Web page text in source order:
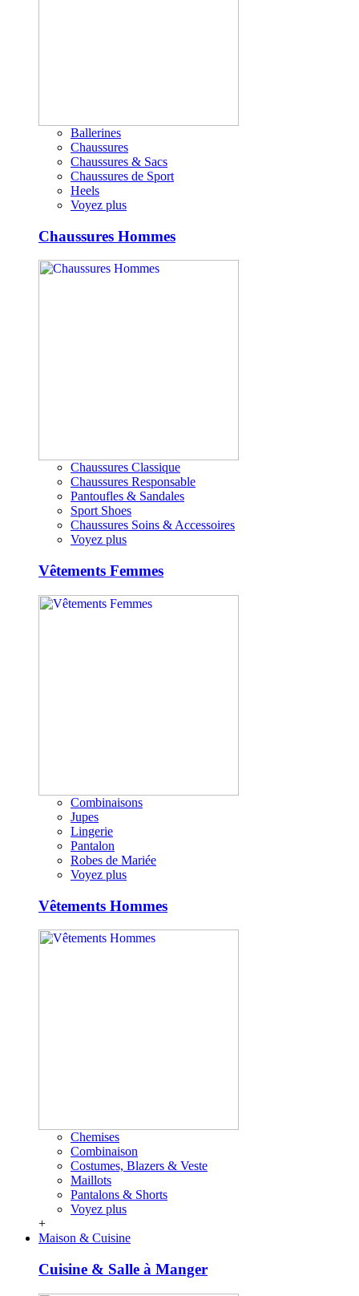
Ballerines
Chaussures
Chaussures & Sacs
Chaussures de Sport
Heels
Voyez plus
Chaussures Hommes
Chaussures Classique
Chaussures Responsable
Pantoufles & Sandales
Sport Shoes
Chaussures Soins & Accessoires
Voyez plus
Vêtements Femmes
Combinaisons
Jupes
Lingerie
Pantalon
Robes de Mariée
Voyez plus
Vêtements Hommes
Chemises
Combinaison
Costumes, Blazers & Veste
Maillots
Pantalons & Shorts
Voyez plus
+
Maison & Cuisine
Cuisine & Salle à Manger